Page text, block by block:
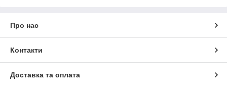
Про нас
Контакти
Доставка та оплата